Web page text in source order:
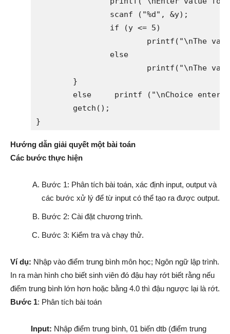
}
Hướng dẫn giải quyết một bài toán
Các bước thực hiện
Bước 1: Phân tích bài toán, xác định input, output và
các bước xử lý để từ input có thể tạo ra được output.
Bước 2: Cài đặt chương trình.
Bước 3: Kiểm tra và chạy thử.
Ví dụ: Nhập vào điểm trung bình môn học; Ngôn ngữ lập trình.
In ra màn hình cho biết sinh viên đó đậu hay rớt biết rằng nếu
điểm trung bình lớn hơn hoặc bằng 4.0 thì đậu ngược lại là rớt.
Bước 1: Phân tích bài toán
Input: Nhập điểm trung bình, 01 biến dtb (điểm trung